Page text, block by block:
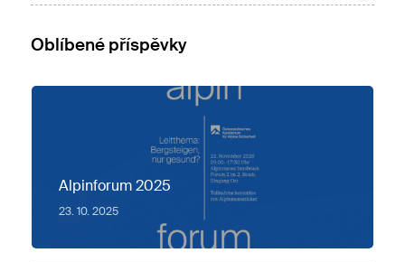
Oblíbené příspěvky
Alpinforum 2025
23. 10. 2025